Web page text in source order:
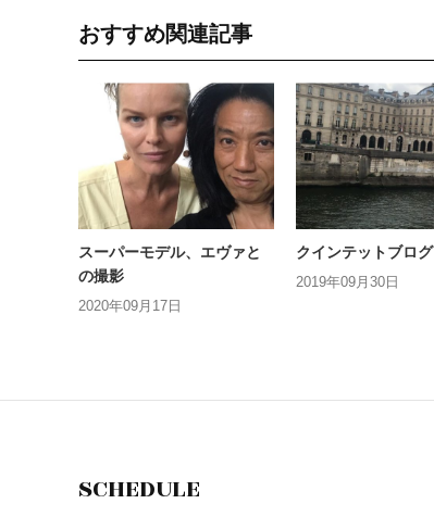
おすすめ関連記事
スーパーモデル、エヴァと
の撮影
2020年09月17日
クインテットブログ
2019年09月30日
SCHEDULE